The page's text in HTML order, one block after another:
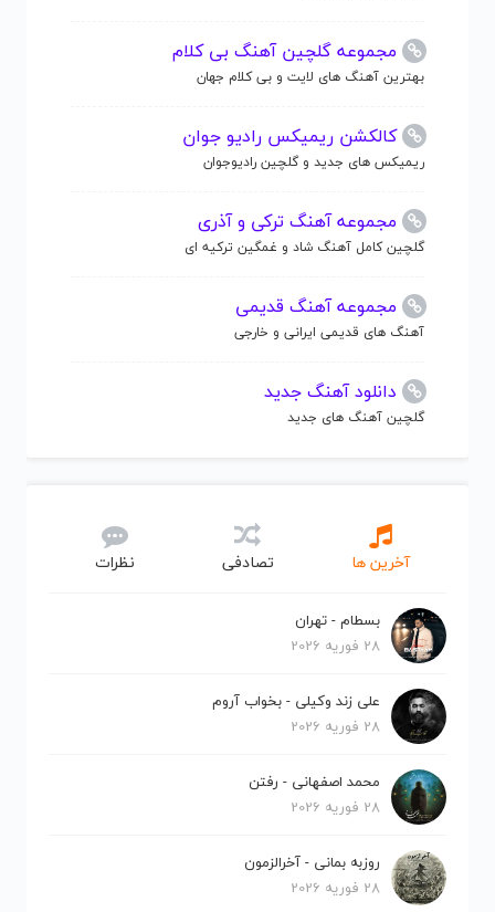
مجموعه گلچین آهنگ بی کلام
بهترین آهنگ های لایت و بی کلام جهان
کالکشن ریمیکس رادیو جوان
ریمیکس های جدید و گلچین رادیوجوان
مجموعه آهنگ ترکی و آذری
گلچین کامل آهنگ شاد و غمگین ترکیه ای
مجموعه آهنگ قدیمی
آهنگ های قدیمی ایرانی و خارجی
دانلود آهنگ جدید
گلچین آهنگ های جدید
آخرین ها تصادفی نظرات
بسطام - تهران
28 فوریه 2026
علی زند وکیلی - بخواب آروم
28 فوریه 2026
محمد اصفهانی - رفتن
28 فوریه 2026
روزبه بمانی - آخرالزمون
28 فوریه 2026